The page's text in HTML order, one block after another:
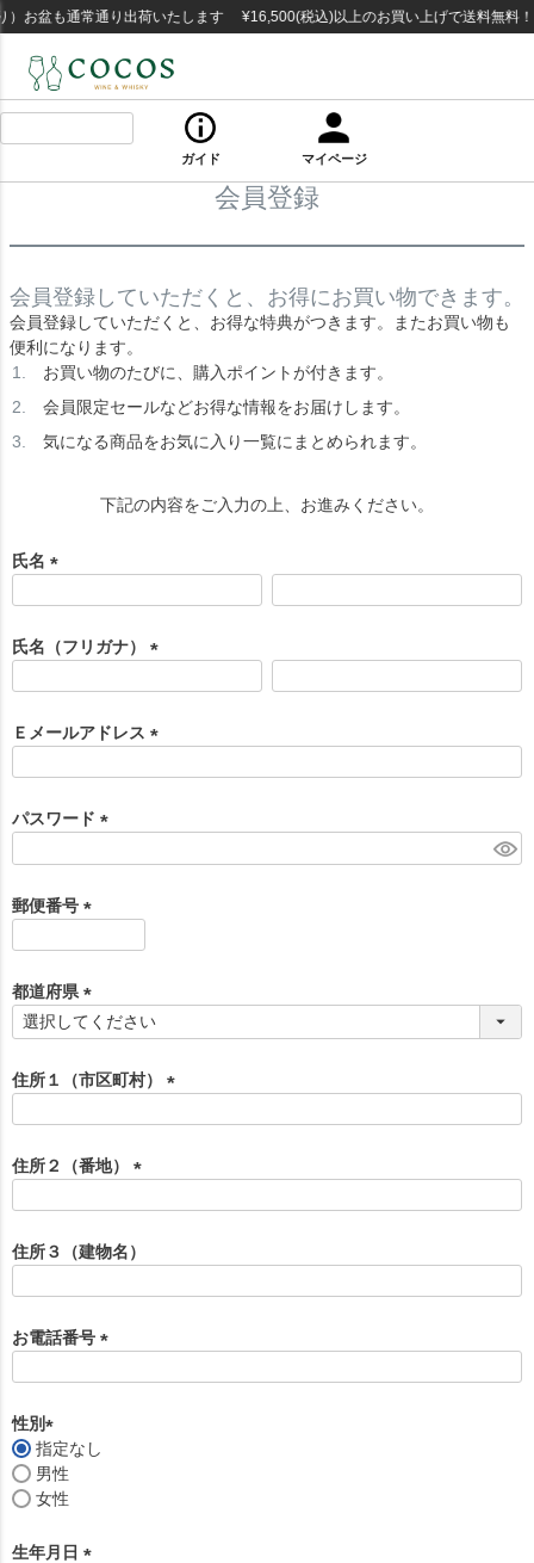
お盆も通常通り出荷いたします ¥16,500(税込)以上のお買い上げで送料無料！
ガイド マイページ
会員登録
会員登録していただくと、お得にお買い物できます。
会員登録していただくと、お得な特典がつきます。またお買い物も
便利になります。
お買い物のたびに、購入ポイントが付きます。
会員限定セールなどお得な情報をお届けします。
気になる商品をお気に入り一覧にまとめられます。
下記の内容をご入力の上、お進みください。
氏名
須
)
氏名（フリガナ）
須
)
Ｅメールアドレス
)
パスワード
)
郵便番号
須
)
都道府県
(
須
)
住所１（市区町村）
)
住所２（番地）
須
)
住所３（建物名）
お電話番号
性別
(
必
須
指定なし
男性
女性
生年月日